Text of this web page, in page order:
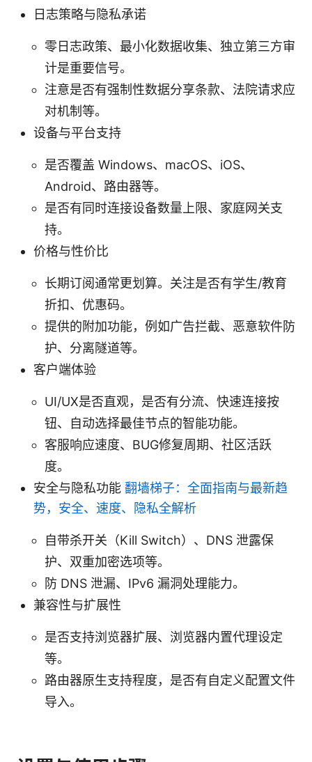
日志策略与隐私承诺
零日志政策、最小化数据收集、独立第三方审
计是重要信号。
注意是否有强制性数据分享条款、法院请求应
对机制等。
设备与平台支持
是否覆盖 Windows、macOS、iOS、
Android、路由器等。
是否有同时连接设备数量上限、家庭网关支
持。
价格与性价比
长期订阅通常更划算。关注是否有学生/教育
折扣、优惠码。
提供的附加功能，例如广告拦截、恶意软件防
护、分离隧道等。
客户端体验
UI/UX是否直观，是否有分流、快速连接按
钮、自动选择最佳节点的智能功能。
客服响应速度、BUG修复周期、社区活跃
度。
安全与隐私功能 翻墙梯子：全面指南与最新趋
势，安全、速度、隐私全解析
自带杀开关（Kill Switch）、DNS 泄露保
护、双重加密选项等。
防 DNS 泄漏、IPv6 漏洞处理能力。
兼容性与扩展性
是否支持浏览器扩展、浏览器内置代理设定
等。
路由器原生支持程度，是否有自定义配置文件
导入。